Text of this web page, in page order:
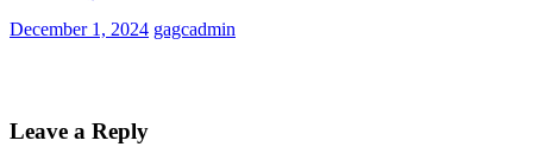
December 1, 2024 gagcadmin
Leave a Reply